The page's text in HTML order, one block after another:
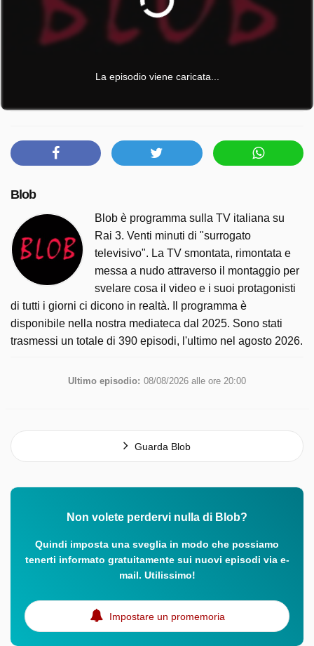
La episodio viene caricata...
Blob
Blob è programma sulla TV italiana su
Rai 3. Venti minuti di "surrogato
televisivo". La TV smontata, rimontata e
messa a nudo attraverso il montaggio per
svelare cosa il video e i suoi protagonisti
di tutti i giorni ci dicono in realtà. Il programma è
disponibile nella nostra mediateca dal 2025. Sono stati
trasmessi un totale di 390 episodi, l'ultimo nel agosto 2026.
Ultimo episodio: 08/08/2026 alle ore 20:00
Guarda Blob
Non volete perdervi nulla di Blob?
Quindi imposta una sveglia in modo che possiamo
tenerti informato gratuitamente sui nuovi episodi via e-
mail. Utilissimo!
Impostare un promemoria